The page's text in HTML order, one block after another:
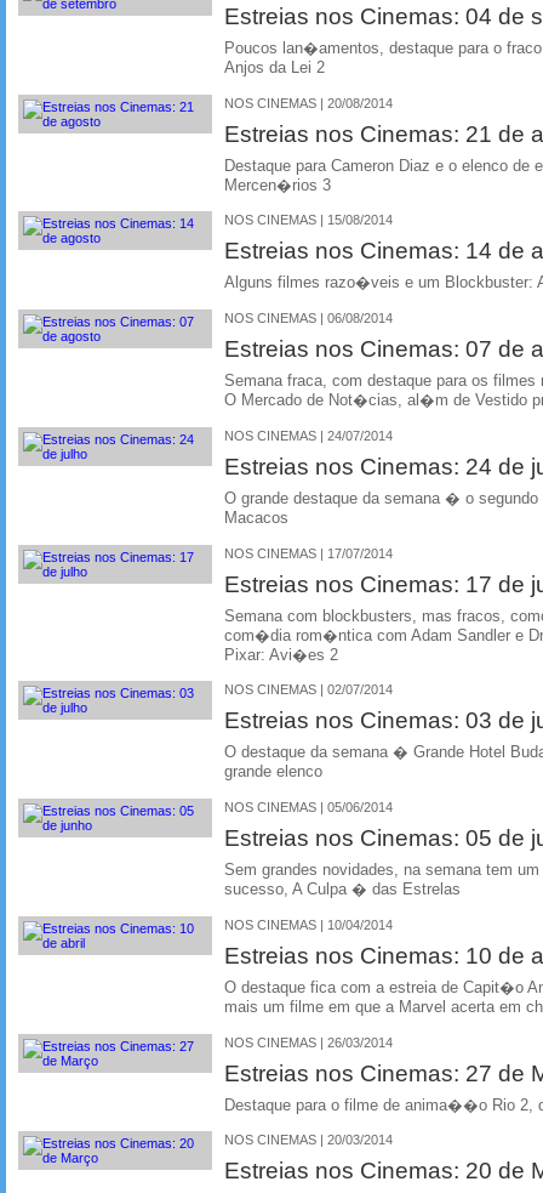
Estreias nos Cinemas: 04 de
Poucos lan�amentos, destaque para o
Anjos da Lei 2
NOS CINEMAS | 20/08/2014
Estreias nos Cinemas: 21 de
Destaque para Cameron Diaz e o elenco
Mercen�rios 3
NOS CINEMAS | 15/08/2014
Estreias nos Cinemas: 14 de
Alguns filmes razo�veis e um Blockbuster:
NOS CINEMAS | 06/08/2014
Estreias nos Cinemas: 07 de
Semana fraca, com destaque para os
O Mercado de Not�cias, al�m de Vestido
NOS CINEMAS | 24/07/2014
Estreias nos Cinemas: 24 de
O grande destaque da semana � o
Macacos
NOS CINEMAS | 17/07/2014
Estreias nos Cinemas: 17 de
Semana com blockbusters, mas fracos,
com�dia rom�ntica com Adam Sandler e
Pixar: Avi�es 2
NOS CINEMAS | 02/07/2014
Estreias nos Cinemas: 03 de
O destaque da semana � Grande Hotel
grande elenco
NOS CINEMAS | 05/06/2014
Estreias nos Cinemas: 05 de
Sem grandes novidades, na semana tem
sucesso, A Culpa � das Estrelas
NOS CINEMAS | 10/04/2014
Estreias nos Cinemas: 10 de
O destaque fica com a estreia de Capit�o
mais um filme em que a Marvel acerta em
NOS CINEMAS | 26/03/2014
Estreias nos Cinemas: 27 de
Destaque para o filme de anima��o Rio 2,
NOS CINEMAS | 20/03/2014
Estreias nos Cinemas: 20 de